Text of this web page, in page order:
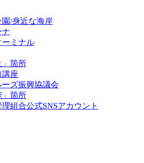
/身近な海岸
ナ
ーミナル
」箇所
講座
ズ振興協議会
」箇所
組合公式SNSアカウント